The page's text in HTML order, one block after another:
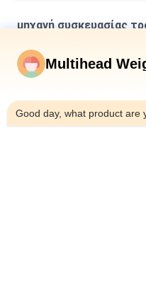
μηχανή συσκευασίας
Η γραμμή συσκευασίας με
καρύδας
πατάτας σνακ τροφή
Multihead
Good day, what product are